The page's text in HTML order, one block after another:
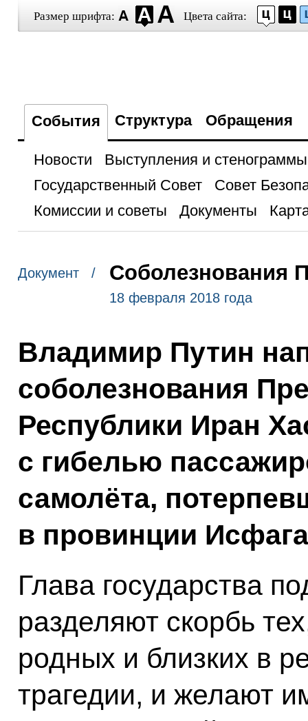
Размер шрифта: Цвета сайта:
События Структура Обращения
Новости
Выступления и стенограммы
Государственный Совет
Совет
Комиссии и советы
Документы
Документ / Соболезнования
18 февраля 2018 года
Владимир Путин
соболезнования
Республики Иран
с гибелью
самолёта,
в провинции
Глава государства
разделяют скорбь
родных и близких в
трагедии, и желают